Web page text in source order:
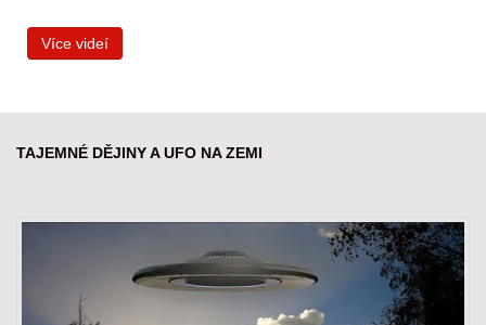
Více videí
TAJEMNÉ DĚJINY A UFO NA ZEMI